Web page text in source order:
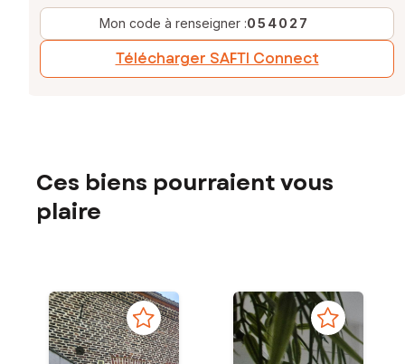
Mon code à renseigner :054027
Télécharger SAFTI Connect
Ces biens pourraient vous
plaire